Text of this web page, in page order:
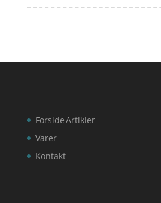
Forside
Varer
Kontakt
Artikler